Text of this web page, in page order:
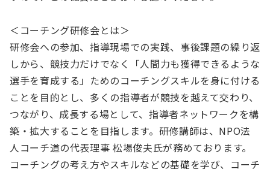
＜コーチング研修会とは＞
研修会への参加、指導現場での実践、事後課題の繰り返
しから、競技力だけでなく「人間力も獲得できるような
選手を育成する」ためのコーチングスキルを身に付ける
ことを目的とし、多くの指導者が競技を越えて交わり、
つながり、成長する場として、指導者ネットワークを構
築・拡大することを目指します。研修講師は、NPO法
人コーチ道の代表理事 松場俊夫氏が務めております。
コーチングの考え方やスキルなどの基礎を学び、コーチ